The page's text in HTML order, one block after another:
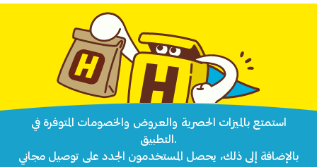
استمتع بالميزات الحصرية والعروض والخصومات المتوفرة في
التطبيق.
بالإضافة إلى ذلك، يحصل المستخدمون الجدد على توصيل مجاني